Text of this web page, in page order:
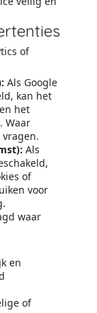
of
Als Google
kan het
het
Waar
Als
of
voor
waar
en
of